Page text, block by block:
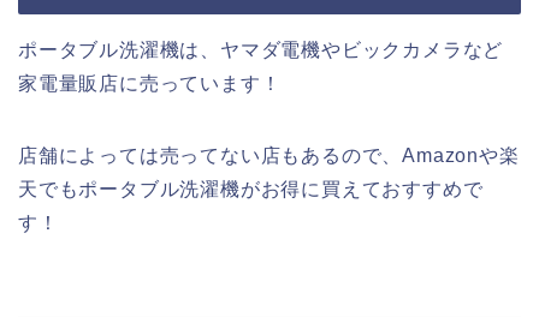
ポータブル洗濯機は、ヤマダ電機やビックカメラなど
家電量販店に売っています！
店舗によっては売ってない店もあるので、Amazonや楽
天でもポータブル洗濯機がお得に買えておすすめで
す！